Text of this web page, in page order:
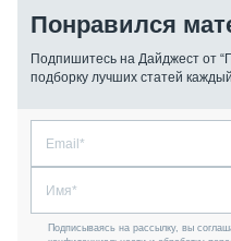
Понравился
Подпишитесь на Дайджест от
подборку лучших статей
Подписываясь на рассылку, вы